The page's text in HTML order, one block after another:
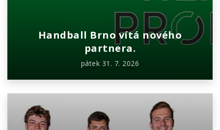
Handball Brno vítá nového
partnera.
pátek 31. 7. 2026